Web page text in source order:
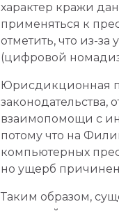
характер кражи
применяться к
отметить, что из-
(цифровой
Юрисдикционная
законодательства,
взаимопомощи с
потому что на
компьютерных
но ущерб причинен
Таким образом,